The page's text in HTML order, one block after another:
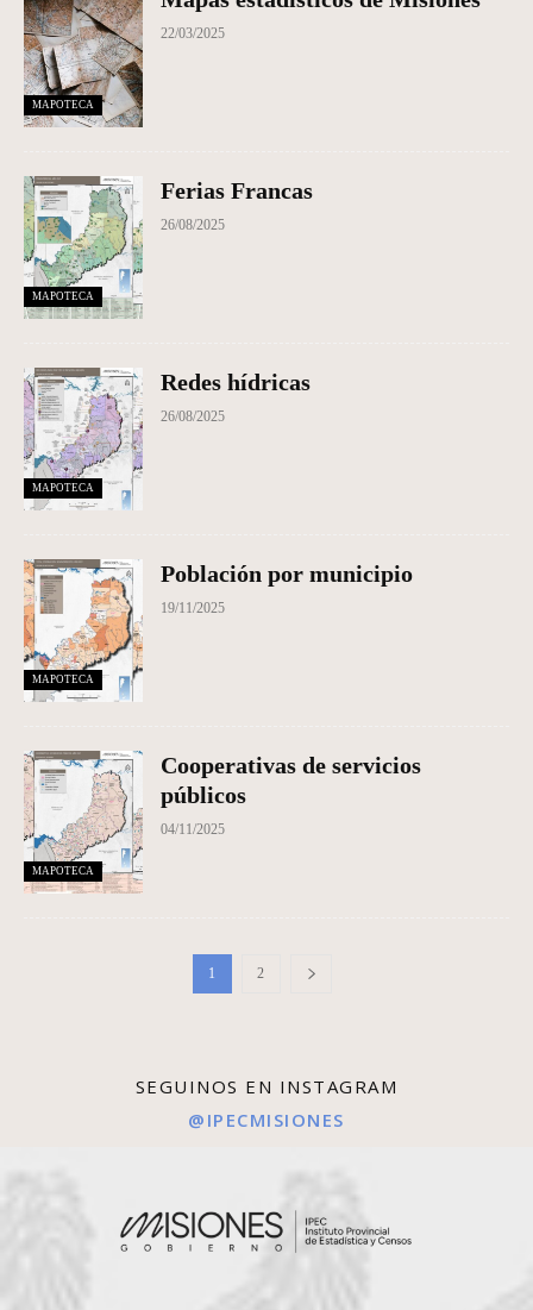
MAPOTECA
22/03/2025
MAPOTECA
Ferias Francas
26/08/2025
MAPOTECA
Redes hídricas
26/08/2025
MAPOTECA
Población por municipio
19/11/2025
MAPOTECA
Cooperativas de servicios
públicos
04/11/2025
1 2
SEGUINOS EN INSTAGRAM
@IPECMISIONES